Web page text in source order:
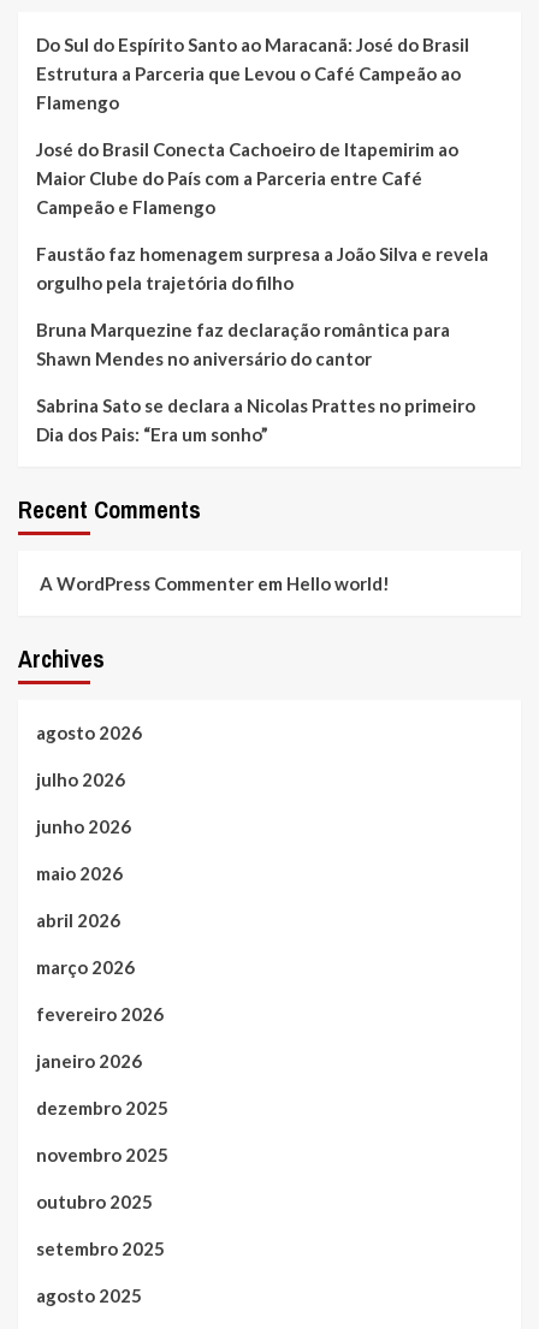
Do Sul do Espírito Santo ao Maracanã: José do Brasil
Estrutura a Parceria que Levou o Café Campeão ao
Flamengo
José do Brasil Conecta Cachoeiro de Itapemirim ao
Maior Clube do País com a Parceria entre Café
Campeão e Flamengo
Faustão faz homenagem surpresa a João Silva e revela
orgulho pela trajetória do filho
Bruna Marquezine faz declaração romântica para
Shawn Mendes no aniversário do cantor
Sabrina Sato se declara a Nicolas Prattes no primeiro
Dia dos Pais: “Era um sonho”
Recent Comments
A WordPress Commenter em Hello world!
Archives
agosto 2026
julho 2026
junho 2026
maio 2026
abril 2026
março 2026
fevereiro 2026
janeiro 2026
dezembro 2025
novembro 2025
outubro 2025
setembro 2025
agosto 2025